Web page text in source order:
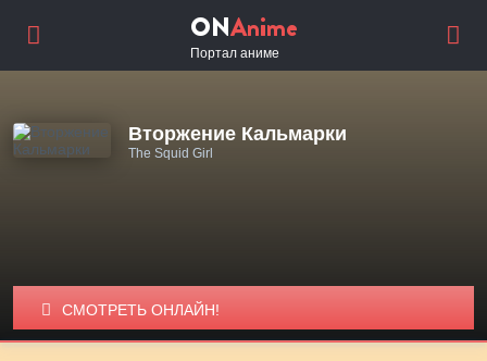
Вторжение Кальмарки
The Squid Girl
СМОТРЕТЬ ОНЛАЙН!
ONAnime
Портал аниме